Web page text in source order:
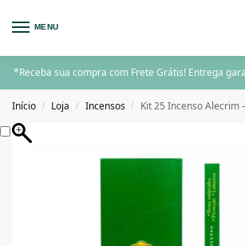
MENU
*Receba sua compra com Frete Grátis! Entrega
Início / Loja / Incensos / Kit 25 Incenso Alecrim –